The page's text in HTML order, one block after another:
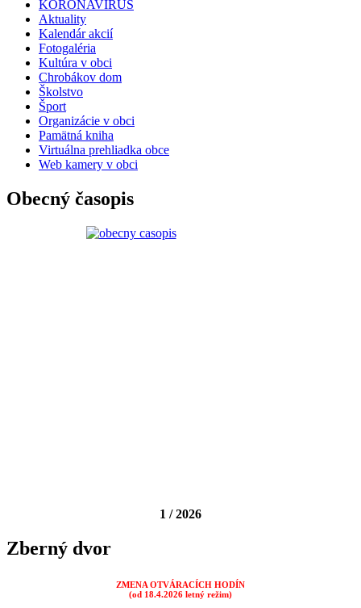
KORONAVÍRUS
Aktuality
Kalendár akcií
Fotogaléria
Kultúra v obci
Chrobákov dom
Školstvo
Šport
Organizácie v obci
Pamätná kniha
Virtuálna prehliadka obce
Web kamery v obci
Obecný časopis
1 / 2026
Zberný dvor
ZMENA OTVÁRACÍCH HODÍN
(od 18.4.2026 letný režim)